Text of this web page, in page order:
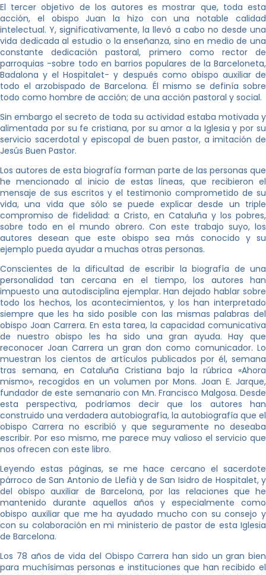
El tercer objetivo de los autores es mostrar que, toda esta
acción, el obispo Juan la hizo con una notable calidad
intelectual. Y, significativamente, la llevó a cabo no desde una
vida dedicada al estudio o la enseñanza, sino en medio de una
constante dedicación pastoral, primero como rector de
parroquias -sobre todo en barrios populares de la Barceloneta,
Badalona y el Hospitalet- y después como obispo auxiliar de
todo el arzobispado de Barcelona. Él mismo se definía sobre
todo como hombre de acción; de una acción pastoral y social.
Sin embargo el secreto de toda su actividad estaba motivada y
alimentada por su fe cristiana, por su amor a la Iglesia y por su
servicio sacerdotal y episcopal de buen pastor, a imitación de
Jesús Buen Pastor.
Los autores de esta biografía forman parte de las personas que
he mencionado al inicio de estas líneas, que recibieron el
mensaje de sus escritos y el testimonio comprometido de su
vida, una vida que sólo se puede explicar desde un triple
compromiso de fidelidad: a Cristo, en Cataluña y los pobres,
sobre todo en el mundo obrero. Con este trabajo suyo, los
autores desean que este obispo sea más conocido y su
ejemplo pueda ayudar a muchas otras personas.
Conscientes de la dificultad de escribir la biografía de una
personalidad tan cercana en el tiempo, los autores han
impuesto una autodisciplina ejemplar. Han dejado hablar sobre
todo los hechos, los acontecimientos, y los han interpretado
siempre que les ha sido posible con las mismas palabras del
obispo Joan Carrera. En esta tarea, la capacidad comunicativa
de nuestro obispo les ha sido una gran ayuda. Hay que
reconocer Joan Carrera un gran don como comunicador. Lo
muestran los cientos de artículos publicados por él, semana
tras semana, en Cataluña Cristiana bajo la rúbrica «Ahora
mismo», recogidos en un volumen por Mons. Joan E. Jarque,
fundador de este semanario con Mn. Francisco Malgosa. Desde
esta perspectiva, podríamos decir que los autores han
construido una verdadera autobiografía, la autobiografía que el
obispo Carrera no escribió y que seguramente no deseaba
escribir. Por eso mismo, me parece muy valioso el servicio que
nos ofrecen con este libro.
Leyendo estas páginas, se me hace cercano el sacerdote
párroco de San Antonio de Llefià y de San Isidro de Hospitalet, y
del obispo auxiliar de Barcelona, por las relaciones que he
mantenido durante aquellos años y especialmente como
obispo auxiliar que me ha ayudado mucho con su consejo y
con su colaboración en mi ministerio de pastor de esta Iglesia
de Barcelona.
Los 78 años de vida del Obispo Carrera han sido un gran bien
para muchísimas personas e instituciones que han recibido el